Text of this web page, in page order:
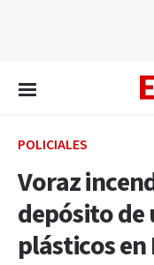
POLICIALES
Voraz
depósito de
plásticos en